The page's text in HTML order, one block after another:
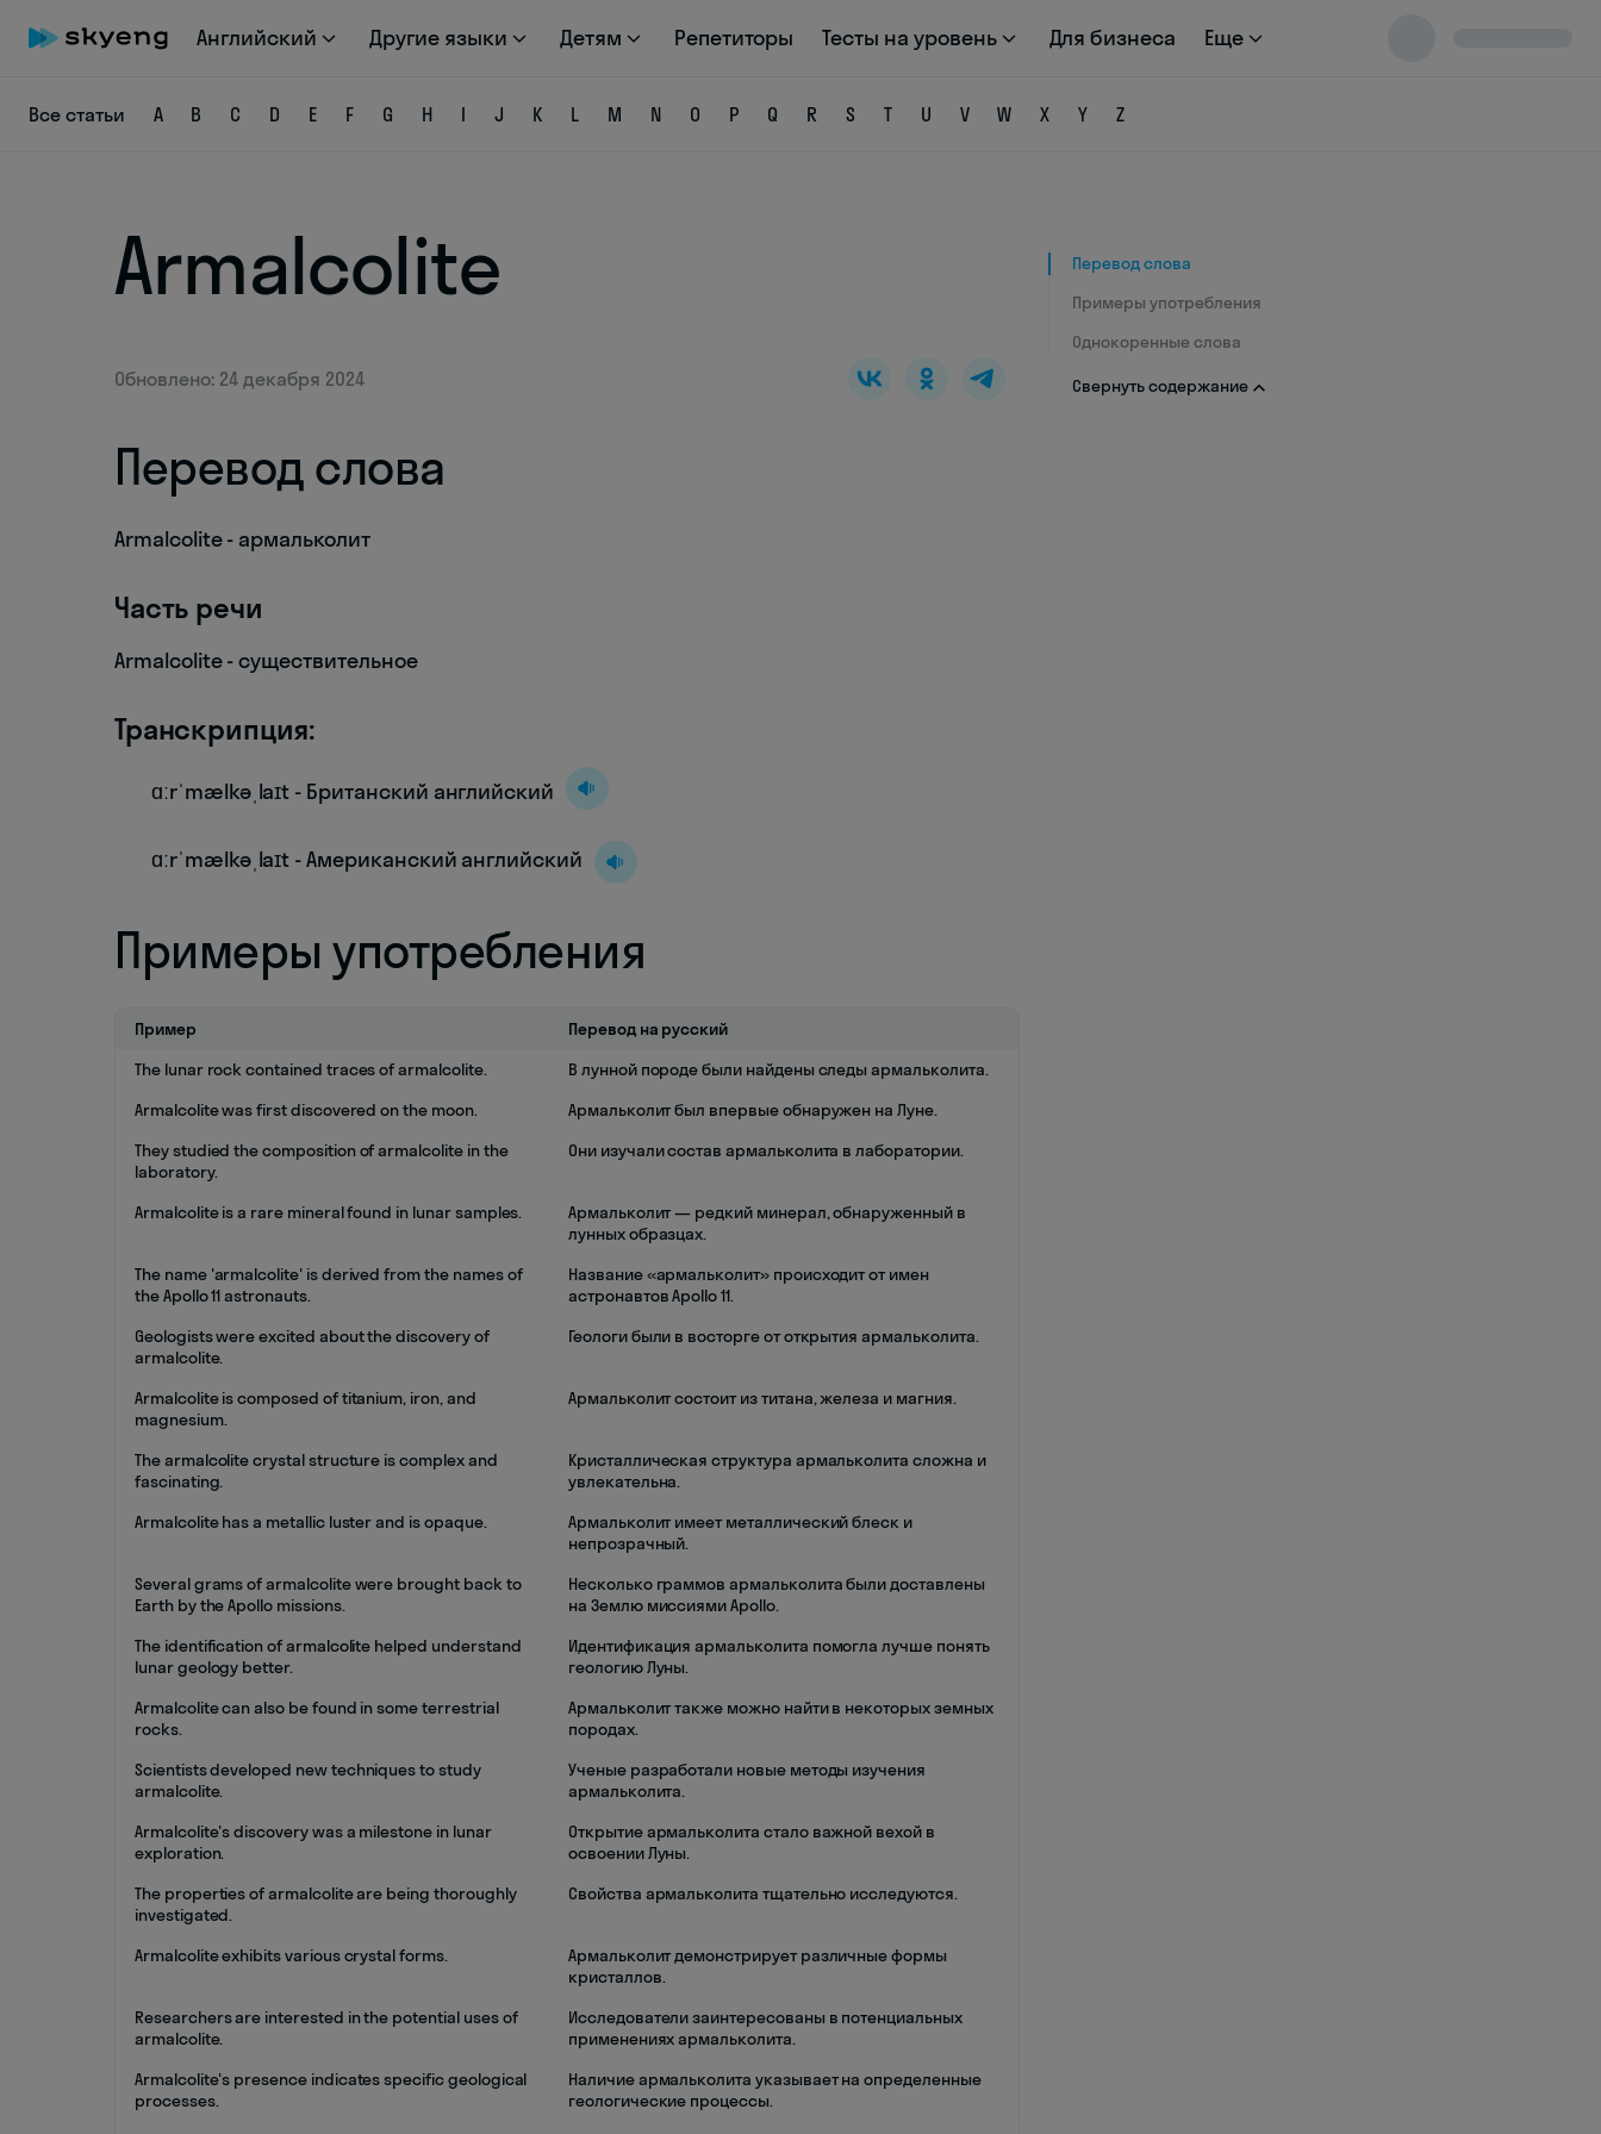
Английский Другие языки Детям Репетиторы Тесты на уровень Для бизнеса Еще
Все статьи A B C D E F G H I J K L M N O P Q R S T U V W X Y Z
Armalcolite
Обновлено: 24 декабря 2024
Перевод слова
Armalcolite - армальколит
Часть речи
Armalcolite - существительное
Транскрипция:
ɑːrˈmælkəˌlaɪt - Британский английский
ɑːrˈmælkəˌlaɪt - Американский английский
Примеры употребления
Пример
Перевод на русский
The lunar rock contained traces of armalcolite.
В лунной породе были найдены следы армальколита.
Armalcolite was first discovered on the moon.
Армальколит был впервые обнаружен на Луне.
They studied the composition of armalcolite in the
laboratory.
Они изучали состав армальколита в лаборатории.
Armalcolite is a rare mineral found in lunar samples.
Армальколит — редкий минерал, обнаруженный в
лунных образцах.
The name 'armalcolite' is derived from the names of
the Apollo 11 astronauts.
Название «армальколит» происходит от имен
астронавтов Apollo 11.
Geologists were excited about the discovery of
armalcolite.
Геологи были в восторге от открытия армальколита.
Armalcolite is composed of titanium, iron, and
magnesium.
Армальколит состоит из титана, железа и магния.
The armalcolite crystal structure is complex and
fascinating.
Кристаллическая структура армальколита сложна и
увлекательна.
Armalcolite has a metallic luster and is opaque.
Армальколит имеет металлический блеск и
непрозрачный.
Several grams of armalcolite were brought back to
Earth by the Apollo missions.
Несколько граммов армальколита были доставлены
на Землю миссиями Apollo.
The identification of armalcolite helped understand
lunar geology better.
Идентификация армальколита помогла лучше понять
геологию Луны.
Armalcolite can also be found in some terrestrial
rocks.
Армальколит также можно найти в некоторых земных
породах.
Scientists developed new techniques to study
armalcolite.
Ученые разработали новые методы изучения
армальколита.
Armalcolite's discovery was a milestone in lunar
exploration.
Открытие армальколита стало важной вехой в
освоении Луны.
The properties of armalcolite are being thoroughly
investigated.
Свойства армальколита тщательно исследуются.
Armalcolite exhibits various crystal forms.
Армальколит демонстрирует различные формы
кристаллов.
Researchers are interested in the potential uses of
armalcolite.
Исследователи заинтересованы в потенциальных
применениях армальколита.
Armalcolite's presence indicates specific geological
processes.
Наличие армальколита указывает на определенные
геологические процессы.
Перевод слова
Примеры употребления
Однокоренные слова
Свернуть содержание